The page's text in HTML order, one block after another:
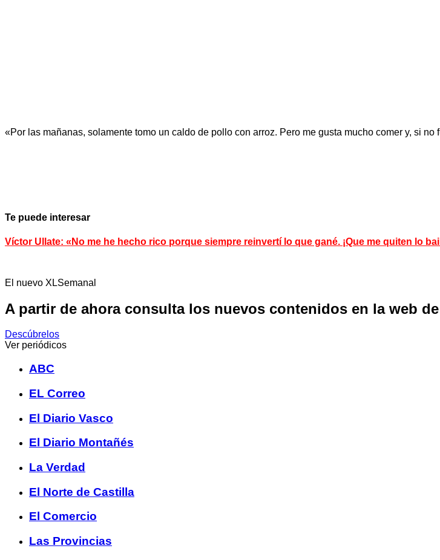
«Por las mañanas, solamente tomo un caldo de pollo con arroz. Pero me gusta mucho comer y, si no
Te puede interesar
Víctor Ullate: «No me he hecho rico porque siempre reinvertí lo que gané. ¡Que me quiten lo
El nuevo XLSemanal
A partir de ahora consulta los nuevos contenidos en la web
Descúbrelos
Ver periódicos
ABC
EL Correo
El Diario Vasco
El Diario Montañés
La Verdad
El Norte de Castilla
El Comercio
Las Provincias